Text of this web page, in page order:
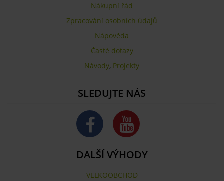
Nákupní řád
Zpracování osobních údajů
Nápověda
Časté dotazy
Návody, Projekty
SLEDUJTE NÁS
DALŠÍ VÝHODY
VELKOOBCHOD